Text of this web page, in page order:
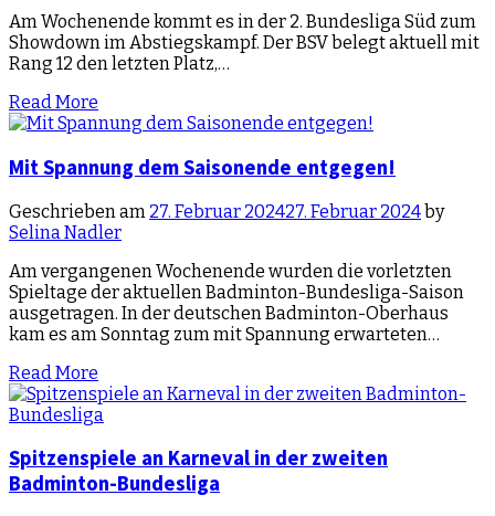
Am Wochenende kommt es in der 2. Bundesliga Süd zum
Showdown im Abstiegskampf. Der BSV belegt aktuell mit
Rang 12 den letzten Platz,…
Read More
Mit Spannung dem Saisonende entgegen!
Geschrieben am 27. Februar 202427. Februar 2024by
Selina Nadler
Am vergangenen Wochenende wurden die vorletzten
Spieltage der aktuellen Badminton-Bundesliga-Saison
ausgetragen. In der deutschen Badminton-Oberhaus
kam es am Sonntag zum mit Spannung erwarteten…
Read More
Spitzenspiele an Karneval in der zweiten
Badminton-Bundesliga